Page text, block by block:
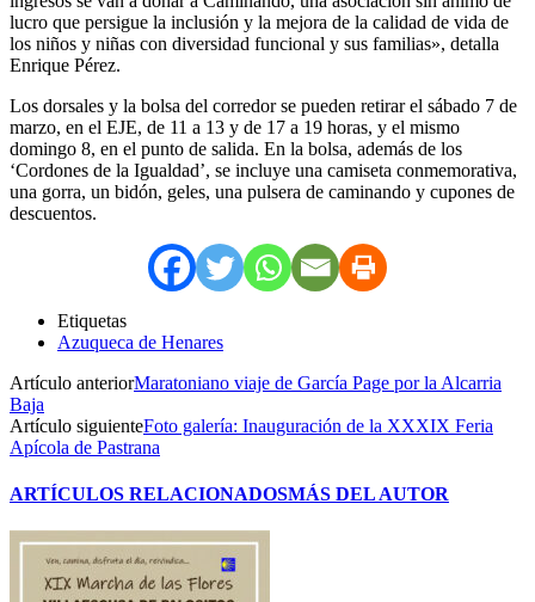
lucro que persigue la inclusión y la mejora de la calidad de vida de
los niños y niñas con diversidad funcional y sus familias», detalla
Enrique Pérez.
Los dorsales y la bolsa del corredor se pueden retirar el sábado 7 de
marzo, en el EJE, de 11 a 13 y de 17 a 19 horas, y el mismo
domingo 8, en el punto de salida. En la bolsa, además de los
‘Cordones de la Igualdad’, se incluye una camiseta conmemorativa,
una gorra, un bidón, geles, una pulsera de caminando y cupones de
descuentos.
Etiquetas
Azuqueca de Henares
Artículo anteriorMaratoniano viaje de García Page por la Alcarria
Baja
Artículo siguienteFoto galería: Inauguración de la XXXIX Feria
Apícola de Pastrana
ARTÍCULOS RELACIONADOSMÁS DEL AUTOR